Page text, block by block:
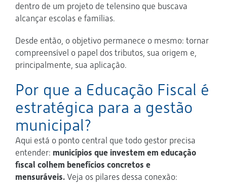
dentro de um projeto de telensino que buscava
alcançar escolas e famílias.
Desde então, o objetivo permanece o mesmo: tornar
compreensível o papel dos tributos, sua origem e,
principalmente, sua aplicação.
Por que a Educação Fiscal é
estratégica para a gestão
municipal?
Aqui está o ponto central que todo gestor precisa
entender: municípios que investem em educação
fiscal colhem benefícios concretos e
mensuráveis. Veja os pilares dessa conexão: